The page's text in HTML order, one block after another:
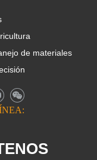
de materiales